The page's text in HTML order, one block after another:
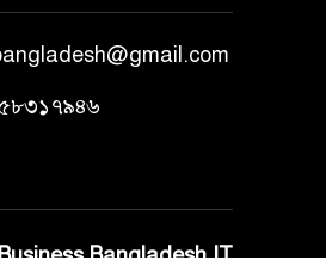
Bangladesh IT